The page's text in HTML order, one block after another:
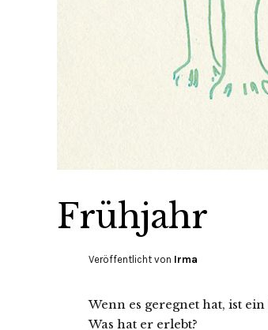
Frühjahr
Veröffentlicht von Irma
Wenn es geregnet hat, ist
Was hat er erlebt?